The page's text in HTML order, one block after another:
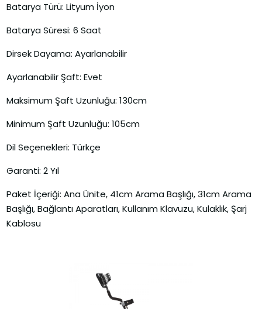
Batarya Türü: Lityum İyon
Batarya Süresi: 6 Saat
Dirsek Dayama: Ayarlanabilir
Ayarlanabilir Şaft: Evet
Maksimum Şaft Uzunluğu: 130cm
Minimum Şaft Uzunluğu: 105cm
Dil Seçenekleri: Türkçe
Garanti: 2 Yıl
Paket İçeriği: Ana Ünite, 41cm Arama Başlığı, 31cm Arama
Başlığı, Bağlantı Aparatları, Kullanım Klavuzu, Kulaklık, Şarj
Kablosu